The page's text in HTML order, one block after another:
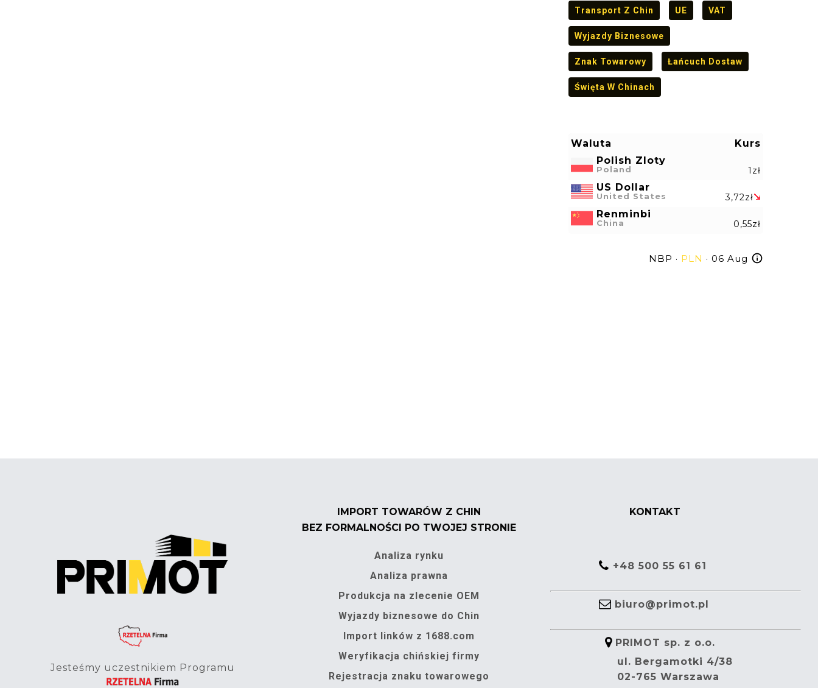
Transport Z Chin UE VAT
Wyjazdy Biznesowe
Znak Towarowy Łańcuch Dostaw
Święta W Chinach
Waluta
Kurs
Polish Zloty
Poland 1zł
US Dollar
United States 3,72zł
Renminbi
China 0,55zł
NBP · PLN · 06 Aug
Jesteśmy uczestnikiem Programu
IMPORT TOWARÓW Z CHIN
BEZ FORMALNOŚCI PO TWOJEJ STRONIE
Analiza rynku
Analiza prawna
Produkcja na zlecenie OEM
Wyjazdy biznesowe do Chin
Import linków z 1688.com
Weryfikacja chińskiej firmy
Rejestracja znaku towarowego
KONTAKT
+48 500 55 61 61
biuro@primot.pl
PRIMOT sp. z o.o.
ul. Bergamotki 4/38
02-765 Warszawa